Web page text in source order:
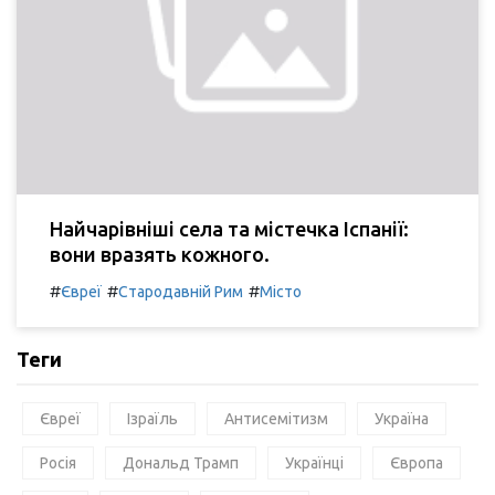
Найчарівніші села та містечка Іспанії:
вони вразять кожного.
#Євреї #Стародавній Рим #Місто
Теги
Євреї Ізраїль Антисемітизм Україна
Росія Дональд Трамп Українці Європа